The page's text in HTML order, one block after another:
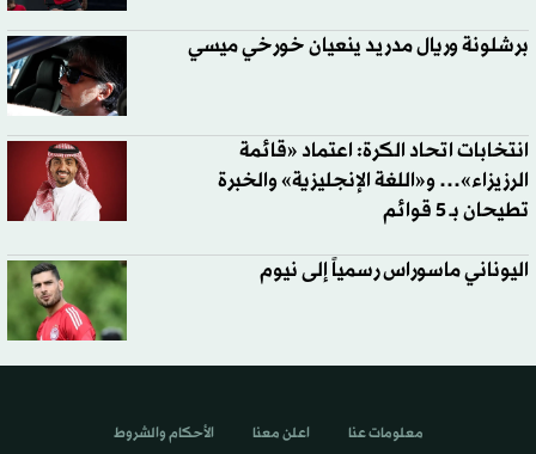
برشلونة وريال مدريد ينعيان خورخي ميسي
انتخابات اتحاد الكرة: اعتماد «قائمة
الرزيزاء»… و«اللغة الإنجليزية» والخبرة
تطيحان بـ 5 قوائم
اليوناني ماسوراس رسمياً إلى نيوم
معلومات عنا اعلن معنا الأحكام والشروط